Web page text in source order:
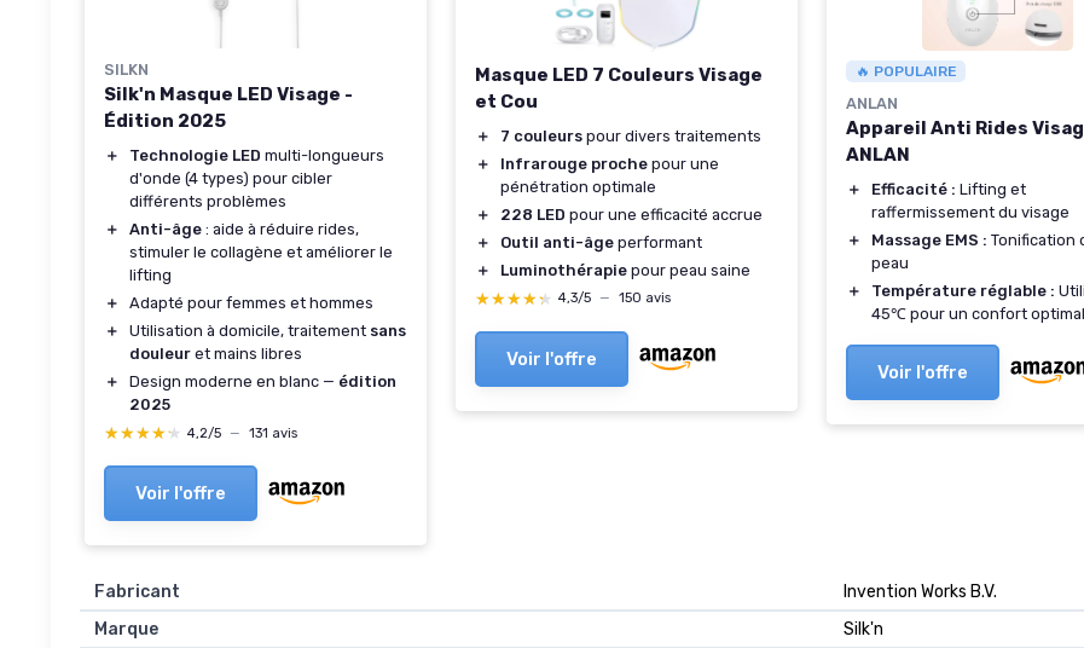
SILKN
Silk'n Masque LED Visage -
Édition 2025
＋ Technologie LED multi-longueurs
d'onde (4 types) pour cibler
différents problèmes
＋
Anti-âge : aide à réduire rides,
stimuler le collagène et améliorer le
lifting
＋
Adapté pour femmes et hommes
＋
Utilisation à domicile, traitement sans
douleur et mains libres
＋
Design moderne en blanc — édition
2025
★★★★★
★★★★★ 4,2/5 — 131 avis
Voir l'offre
Masque LED 7 Couleurs Visage
et Cou
＋ 7 couleurs pour divers traitements
＋
Infrarouge proche pour une
pénétration optimale
＋
228 LED pour une efficacité accrue
＋
Outil anti-âge performant
＋
Luminothérapie pour peau saine
★★★★★
★★★★★ 4,3/5 — 150 avis
Voir l'offre
🔥 POPULAIRE
ANLAN
Appareil Anti Rides
ANLAN
＋ Efficacité : Lifting et
raffermissement du visage
＋
Massage EMS : Tonification
peau
＋
Température réglable :
45℃ pour un confort optimal
Voir l'offre
Fabricant
‎Invention Works B.V.
Marque
‎Silk'n